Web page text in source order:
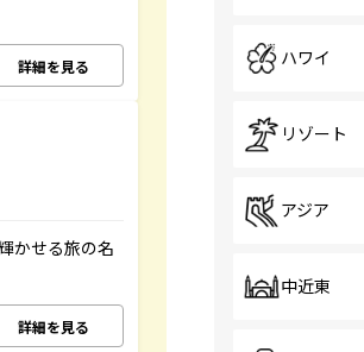
詳細を見る
かせる旅の名
詳細を見る
ハワイ
リゾート
アジア
中近東